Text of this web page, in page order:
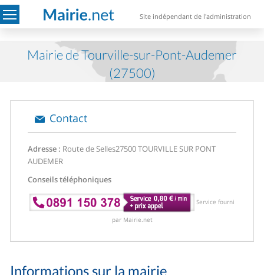
Site indépendant de l'administration
Mairie de Tourville-sur-Pont-Audemer
(27500)
Contact
Adresse : Route de Selles27500 TOURVILLE SUR PONT
AUDEMER
Conseils téléphoniques
Service fourni
par Mairie.net
Informations sur la mairie